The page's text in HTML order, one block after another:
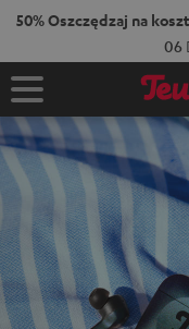
DO
Strona
główna